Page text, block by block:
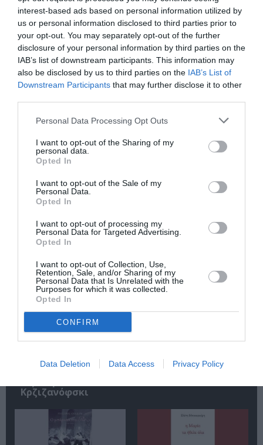
interest-based ads based on personal information utilized by
us or personal information disclosed to third parties prior to
your opt-out. You may separately opt-out of the further
disclosure of your personal information by third parties on the
IAB’s list of downstream participants. This information may
also be disclosed by us to third parties on the IAB’s List of
Downstream Participants that may further disclose it to other
Personal Data Processing Opt Outs
I want to opt-out of the Sharing of my
personal data.
Opted In
I want to opt-out of the Sale of my
Personal Data.
Opted In
I want to opt-out of processing my
Personal Data for Targeted Advertising.
Opted In
I want to opt-out of Collection, Use,
Retention, Sale, and/or Sharing of my
Personal Data that Is Unrelated with the
Purposes for which it was collected.
Opted In
CONFIRM
Data Deletion Data Access Privacy Policy
ΕΚΔΟΣΕΙΣ ΜΙΝΩΑΣ
ΞΕΝΟΙ ΣΥΓΓΡΑΦΕΙΣ
ΠΕΖΟΓΡΑΦΙΑ
Newsletter
Κάθε βδομάδα στο e-mail σας τα τελευταία νέα για
Σχετικά Άρθρα
Αυτοβιογραφία
συλλογή
διηγημάτων του
Κρζιζανόφσκι
Αντόνιο Πόρτσια –
ως εσωτερικός
διάλογος